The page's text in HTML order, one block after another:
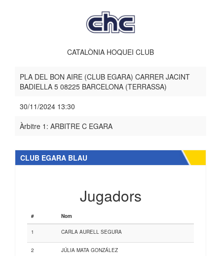
CATALÒNIA HOQUEI CLUB
PLA DEL BON AIRE (CLUB EGARA) CARRER JACINT
BADIELLA 5 08225 BARCELONA (TERRASSA)
30/11/2024 13:30
Àrbitre 1: ARBITRE C EGARA
CLUB EGARA BLAU
Jugadors
# Nom
1 CARLA AURELL SEGURA
2 JÚLIA MATA GONZÁLEZ